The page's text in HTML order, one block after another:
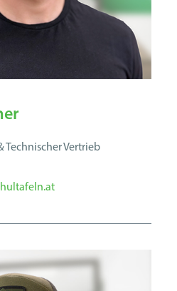
Technischer Vertrieb